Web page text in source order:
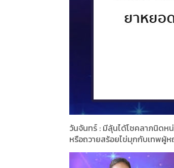
วันจันทร์ : มีลุ้นได้โชคลาภนิดห
หรือถวายสร้อยไข่มุกกับเทพผู้